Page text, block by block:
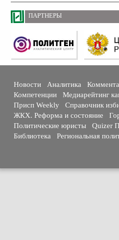
ПАРТНЕРЫ
Новости Аналитика
Компетенции
Медиарейтинг
Присп Weekly
Справочник
ЖКХ. Реформа и состояние
Политические юристы
Quizer
Библиотека
Региональная